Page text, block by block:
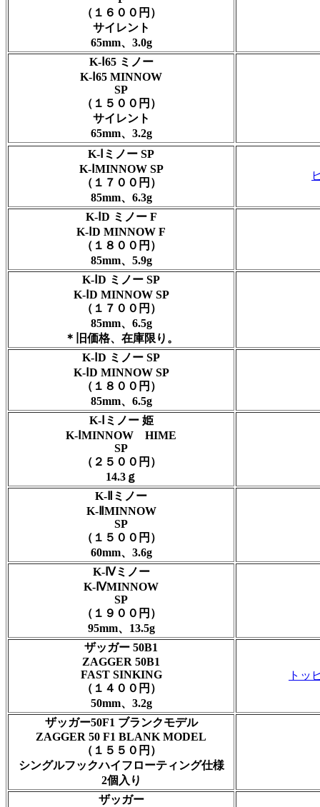
（１６００円）
サイレント
65mm、3.0g
K-Ⅰ65 ミノー
K-Ⅰ65 MINNOW
SP
（１５００円）
サイレント
65mm、3.2g
K-Ⅰミノー SP
K-ⅠMINNOW SP
（１７００円）
85mm、6.3g
K-ⅠD ミノー F
K-ⅠD MINNOW F
（１８００円）
85mm、5.9g
K-ⅠD ミノー SP
K-ⅠD MINNOW SP
（１７００円）
85mm、6.5g
＊旧価格、在庫限り。
K-ⅠD ミノー SP
K-ⅠD MINNOW SP
（１８００円）
85mm、6.5g
K-Ⅰミノー 姫
K-ⅠMINNOW HIME
SP
（２５００円）
14.3ｇ
K-Ⅱミノー
K-ⅡMINNOW
SP
（１５００円）
60mm、3.6g
K-Ⅳミノー
K-ⅣMINNOW
SP
（１９００円）
95mm、13.5g
ザッガー 50B1
ZAGGER 50B1
FAST SINKING
（１４００円）
50mm、3.2g
トッ
ザッガー50F1 ブランクモデル
ZAGGER 50 F1 BLANK MODEL
（１５５０円）
シングルフックハイフローティング仕様
2個入り
ザッガー